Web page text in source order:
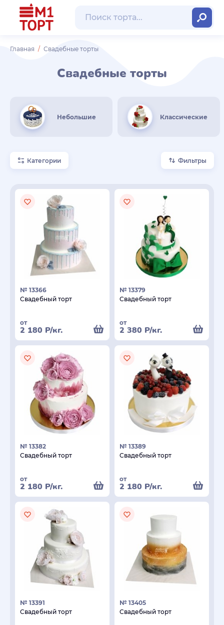
Главная Свадебные торты
Свадебные торты
Небольшие Классические
Категории Фильтры
№ 13366
Свадебный торт
от
2 180 Р/кг.
№ 13379
Свадебный торт
от
2 380 Р/кг.
№ 13382
Свадебный торт
от
2 180 Р/кг.
№ 13389
Свадебный торт
от
2 180 Р/кг.
№ 13391
Свадебный торт
№ 13405
Свадебный торт